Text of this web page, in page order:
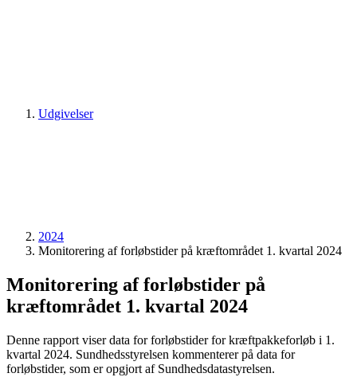
Udgivelser
2024
Monitorering af forløbstider på kræftområdet 1. kvartal 2024
Monitorering af forløbstider på
kræftområdet 1. kvartal 2024
Denne rapport viser data for forløbstider for kræftpakkeforløb i 1.
kvartal 2024. Sundhedsstyrelsen kommenterer på data for
forløbstider, som er opgjort af Sundhedsdatastyrelsen.